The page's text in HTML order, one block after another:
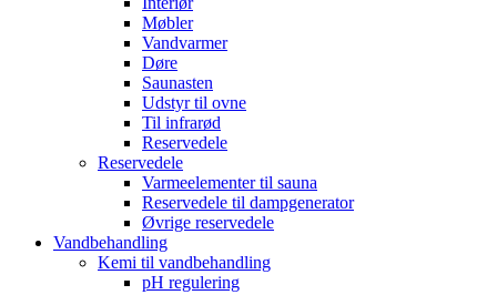
Møbler
Vandvarmer
Døre
Saunasten
Udstyr til ovne
Til infrarød
Reservedele
Reservedele
Varmeelementer til sauna
Reservedele til dampgenerator
Øvrige reservedele
Vandbehandling
Kemi til vandbehandling
pH regulering